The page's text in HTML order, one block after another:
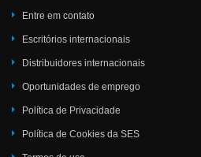
Entre em contato
Escritórios internacionais
Distribuidores internacionais
Oportunidades de emprego
Política de Privacidade
Política de Cookies da SES